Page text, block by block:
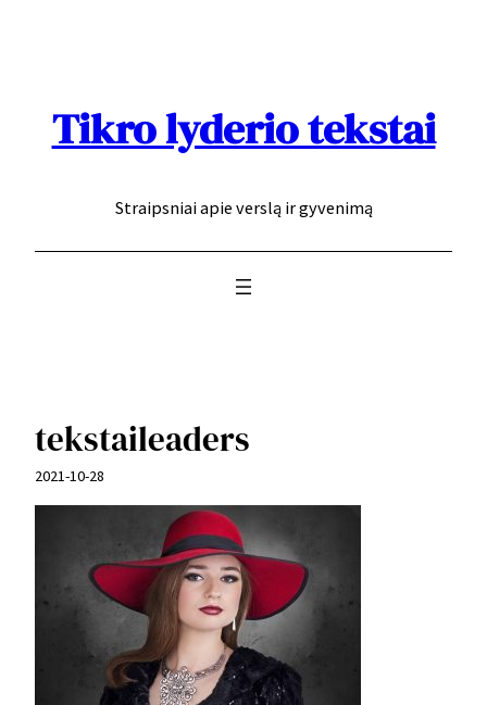
Tikro lyderio tekstai
Straipsniai apie verslą ir gyvenimą
tekstaileaders
2021-10-28